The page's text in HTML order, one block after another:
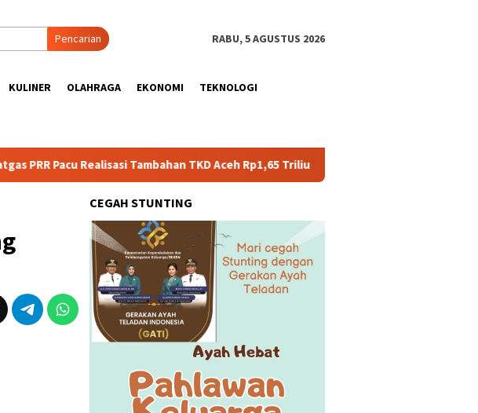
Pencarian RABU, 5 AGUSTUS 2026
KULINER OLAHRAGA EKONOMI TEKNOLOGI
Realisasi Tambahan TKD Aceh Rp1,65 Triliun, Pastikan Transparan dan Terukur
CEGAH STUNTING